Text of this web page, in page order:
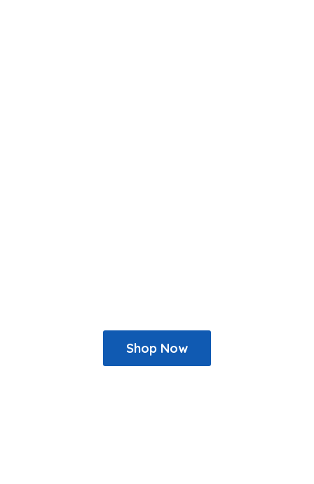
Shop Now